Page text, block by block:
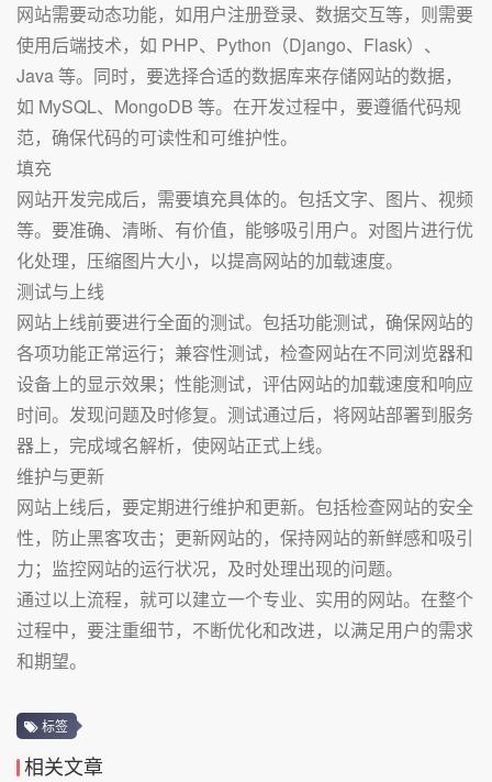
网站需要动态功能，如用户注册登录、数据交互等，则需要
使用后端技术，如 PHP、Python（Django、Flask）、
Java 等。同时，要选择合适的数据库来存储网站的数据，
如 MySQL、MongoDB 等。在开发过程中，要遵循代码规
范，确保代码的可读性和可维护性。
填充
网站开发完成后，需要填充具体的。包括文字、图片、视频
等。要准确、清晰、有价值，能够吸引用户。对图片进行优
化处理，压缩图片大小，以提高网站的加载速度。
测试与上线
网站上线前要进行全面的测试。包括功能测试，确保网站的
各项功能正常运行；兼容性测试，检查网站在不同浏览器和
设备上的显示效果；性能测试，评估网站的加载速度和响应
时间。发现问题及时修复。测试通过后，将网站部署到服务
器上，完成域名解析，使网站正式上线。
维护与更新
网站上线后，要定期进行维护和更新。包括检查网站的安全
性，防止黑客攻击；更新网站的，保持网站的新鲜感和吸引
力；监控网站的运行状况，及时处理出现的问题。
通过以上流程，就可以建立一个专业、实用的网站。在整个
过程中，要注重细节，不断优化和改进，以满足用户的需求
和期望。
标签
相关文章